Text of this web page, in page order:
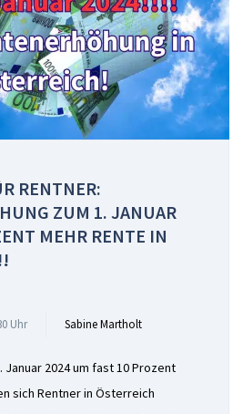
RENTNER:
ZUM 1. JANUAR
MEHR RENTE IN
Uhr Sabine Martholt
Januar 2024 um fast 10 Prozent
sich Rentner in Österreich